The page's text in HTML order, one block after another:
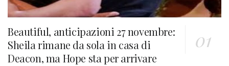
Beautiful, anticipazioni 27 novembre:
Sheila rimane da sola in casa di
Deacon, ma Hope sta per arrivare